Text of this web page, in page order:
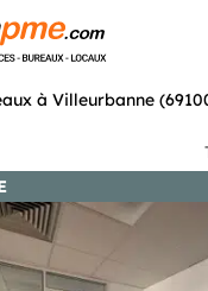
à Villeurbanne